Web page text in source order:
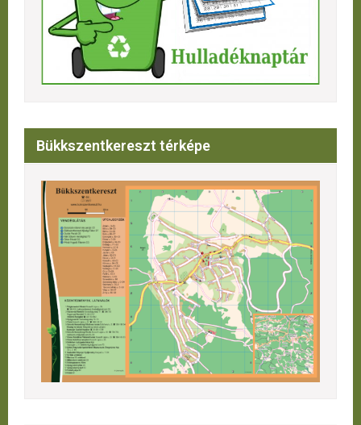
Bükkszentkereszt térképe